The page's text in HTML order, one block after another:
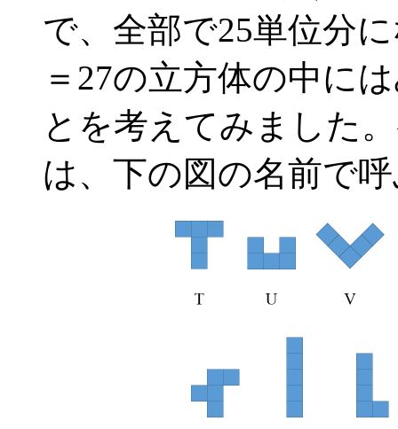
で、全部で25単位分
＝27の立方体の中に
とを考えてみました
は、下の図の名前で